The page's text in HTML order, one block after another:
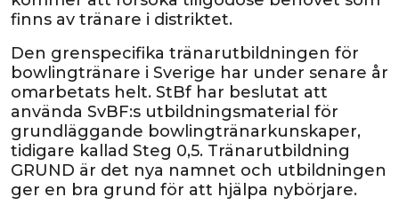
finns av tränare i distriktet.
Den grenspecifika tränarutbildningen för
bowlingtränare i Sverige har under senare år
omarbetats helt. StBf har beslutat att
använda SvBF:s utbildningsmaterial för
grundläggande bowlingtränarkunskaper,
tidigare kallad Steg 0,5. Tränarutbildning
GRUND är det nya namnet och utbildningen
ger en bra grund för att hjälpa nybörjare.